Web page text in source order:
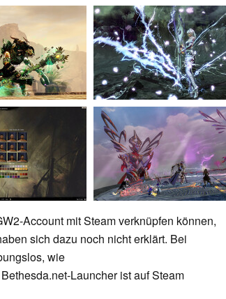
Account mit Steam verknüpfen können,
sich dazu noch nicht erklärt. Bei
wie
Launcher ist auf Steam